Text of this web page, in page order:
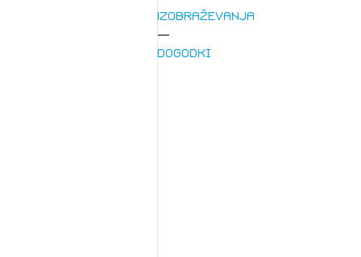
Izobraževanja
Dogodki